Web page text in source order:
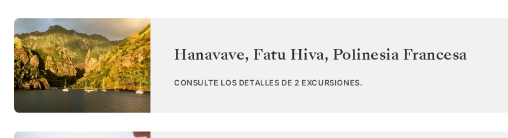
Hanavave, Fatu Hiva, Polinesia Francesa
CONSULTE LOS DETALLES DE 2 EXCURSIONES.